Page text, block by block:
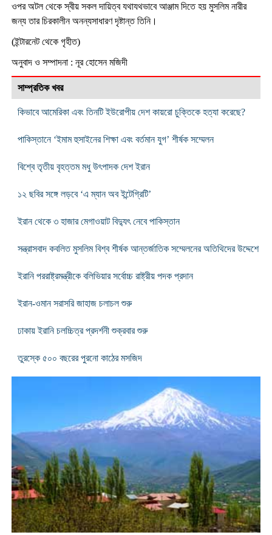
ওপর অটল থেকে স্বীয় সকল দায়িত্ব যথাযথভাবে আঞ্জাম দিতে হয় মুসলিম নারীর
জন্য তার চিরকালীন অনন্যসাধারণ দৃষ্টান্ত তিনি।
(ইন্টারনেট থেকে গৃহীত)
অনুবাদ ও সম্পাদনা : নূর হোসেন মজিদী
সাম্প্রতিক খবর
কিভাবে আমেরিকা এবং তিনটি ইউরোপীয় দেশ কায়রো চুক্তিকে হত্যা করেছে?
পাকিস্তানে ‘ইমাম হুসাইনের শিক্ষা এবং বর্তমান যুগ’ শীর্ষক সম্মেলন
বিশ্বে তৃতীয় বৃহত্তম মধু উৎপাদক দেশ ইরান
১২ ছবির সঙ্গে লড়বে ‘এ ম্যান অব ইন্টেগ্রিটি’
ইরান থেকে ৩ হাজার মেগাওয়াট বিদ্যুৎ নেবে পাকিস্তান
সন্ত্রাসবাদ কবলিত মুসলিম বিশ্ব শীর্ষক আন্তর্জাতিক সম্মেলনের অতিথিদের উদ্দেশে
ইরানি পররাষ্ট্রমন্ত্রীকে বলিভিয়ার সর্বোচ্চ রাষ্ট্রীয় পদক প্রদান
ইরান-ওমান সরাসরি জাহাজ চলাচল শুরু
ঢাকায় ইরানি চলচ্চিত্র প্রদর্শনী শুক্রবার শুরু
তুরস্কে ৫০০ বছরের পুরনো কাঠের মসজিদ